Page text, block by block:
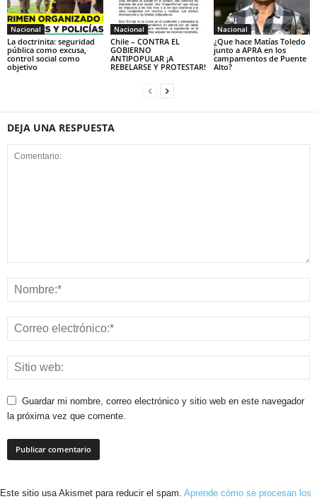
Nacional
La doctrinita: seguridad
pública como excusa,
control social como
objetivo
Nacional
Chile – CONTRA EL
GOBIERNO
ANTIPOPULAR ¡A
REBELARSE Y PROTESTAR!
Nacional
¿Que hace Matías Toledo
junto a APRA en los
campamentos de Puente
Alto?
DEJA UNA RESPUESTA
Guardar mi nombre, correo electrónico y sitio web en este navegador
la próxima vez que comente.
Este sitio usa Akismet para reducir el spam. Aprende cómo se procesan los